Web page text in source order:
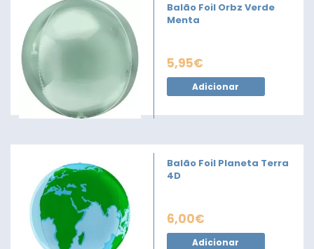
Balão Foil Orbz Verde
Menta
5,95€
Adicionar
Balão Foil Planeta Terra
4D
6,00€
Adicionar